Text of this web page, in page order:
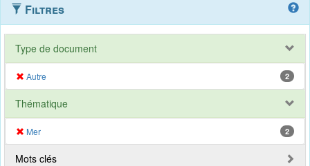
Filtres
Type de document
Autre 2
Thématique
Mer 2
Mots clés